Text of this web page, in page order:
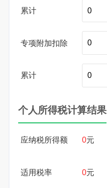
累计
专项附加扣除
累计
个人所得税计算结果
应纳税所得额 0元
适用税率 0元